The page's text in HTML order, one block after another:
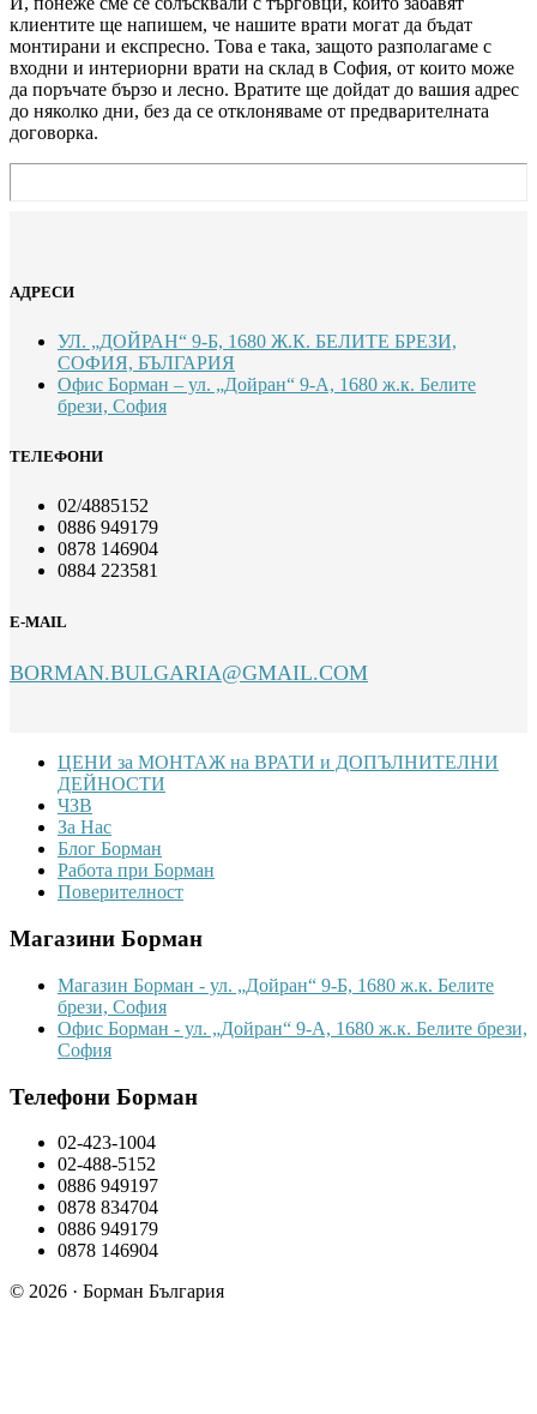
клиентите ще напишем, че нашите врати могат да бъдат
монтирани и експресно. Това е така, защото разполагаме с
входни и интериорни врати на склад в София, от които може
да поръчате бързо и лесно. Вратите ще дойдат до вашия адрес
до няколко дни, без да се отклоняваме от предварителната
договорка.
АДРЕСИ
УЛ. „ДОЙРАН“ 9-Б, 1680 Ж.К. БЕЛИТЕ БРЕЗИ,
СОФИЯ, БЪЛГАРИЯ
Офис Борман – ул. „Дойран“ 9-А, 1680 ж.к. Белите
брези, София
ТЕЛЕФОНИ
02/4885152
0886 949179
0878 146904
0884 223581
E-MAIL
BORMAN.BULGARIA@GMAIL.COM
FooterЦЕНИ за МОНТАЖ на ВРАТИ и ДОПЪЛНИТЕЛНИ
ДЕЙНОСТИ
ЧЗВ
За Нас
Блог Борман
Работа при Борман
Поверителност
Магазини Борман
Магазин Борман - ул. „Дойран“ 9-Б, 1680 ж.к. Белите
брези, София
Офис Борман - ул. „Дойран“ 9-А, 1680 ж.к. Белите брези,
София
Телефони Борман
02-423-1004
02-488-5152
0886 949197
0878 834704
0886 949179
0878 146904
© 2026 · Борман България